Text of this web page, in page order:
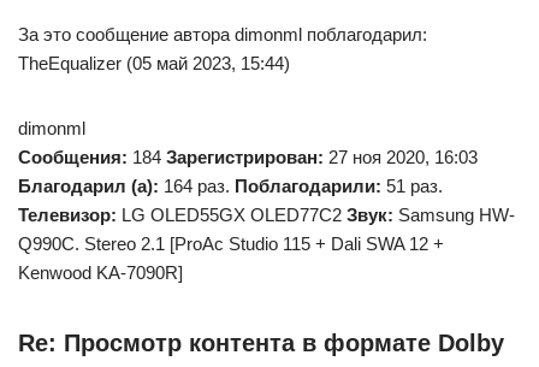
За это сообщение автора dimonml поблагодарил:
TheEqualizer (05 май 2023, 15:44)
dimonml
Сообщения: 184 Зарегистрирован: 27 ноя 2020, 16:03
Благодарил (а): 164 раз. Поблагодарили: 51 раз.
Телевизор: LG OLED55GX OLED77C2 Звук: Samsung HW-
Q990C. Stereo 2.1 [ProAc Studio 115 + Dali SWA 12 +
Kenwood KA-7090R]
Re: Просмотр контента в формате Dolby